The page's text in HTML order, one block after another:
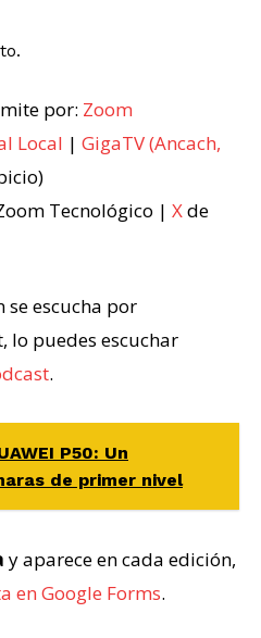
por: Zoom
Local | GigaTV (Ancach,
Tecnológico | Xde
se escucha por
lo puedes escuchar
.
P50: Un
de primer nivel
y aparece en cada edición,
en Google Forms.